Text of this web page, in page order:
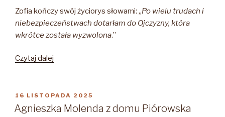
Zofia kończy swój życiorys słowami: „Po wielu trudach i
niebezpieczeństwach dotarłam do Ojczyzny, która
wkrótce została wyzwolona.”
Czytaj dalej
domu
Berlińska
OPUBLIKOWANE
W
16 LISTOPADA 2025
Agnieszka Molenda z domu Piórowska